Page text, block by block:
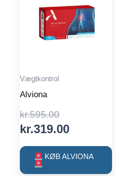
Vægtkontrol
Alviona
kr.595.00Original
price
was:
kr.595.00.
kr.319.00Current
price
is:
KØB ALVIONA